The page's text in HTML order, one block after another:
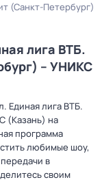
(Санкт-Петербург)
лига ВТБ.
– УНИКС
Единая лига ВТБ.
(Казань) на
программа
любимые шоу,
в
своим